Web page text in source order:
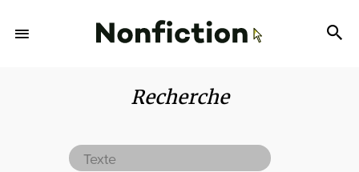
Recherche